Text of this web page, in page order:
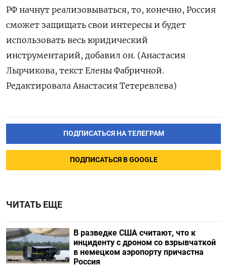
РФ начнут реализовываться, то, конечно, Россия
сможет защищать свои интересы и будет
использовать весь юридический
инструментарий, добавил он. (Анастасия
Лырчикова, текст Елены Фабричной.
Редактировала Анастасия Тетеревлева)
ПОДПИСАТЬСЯ НА ТЕЛЕГРАМ
ПОДПИСАТЬСЯ В GOOGLE
ЧИТАТЬ ЕЩЕ
В разведке США считают, что к
инциденту с дроном со взрывчаткой
в немецком аэропорту причастна
Россия